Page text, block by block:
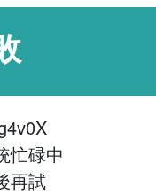
忙碌中
再試